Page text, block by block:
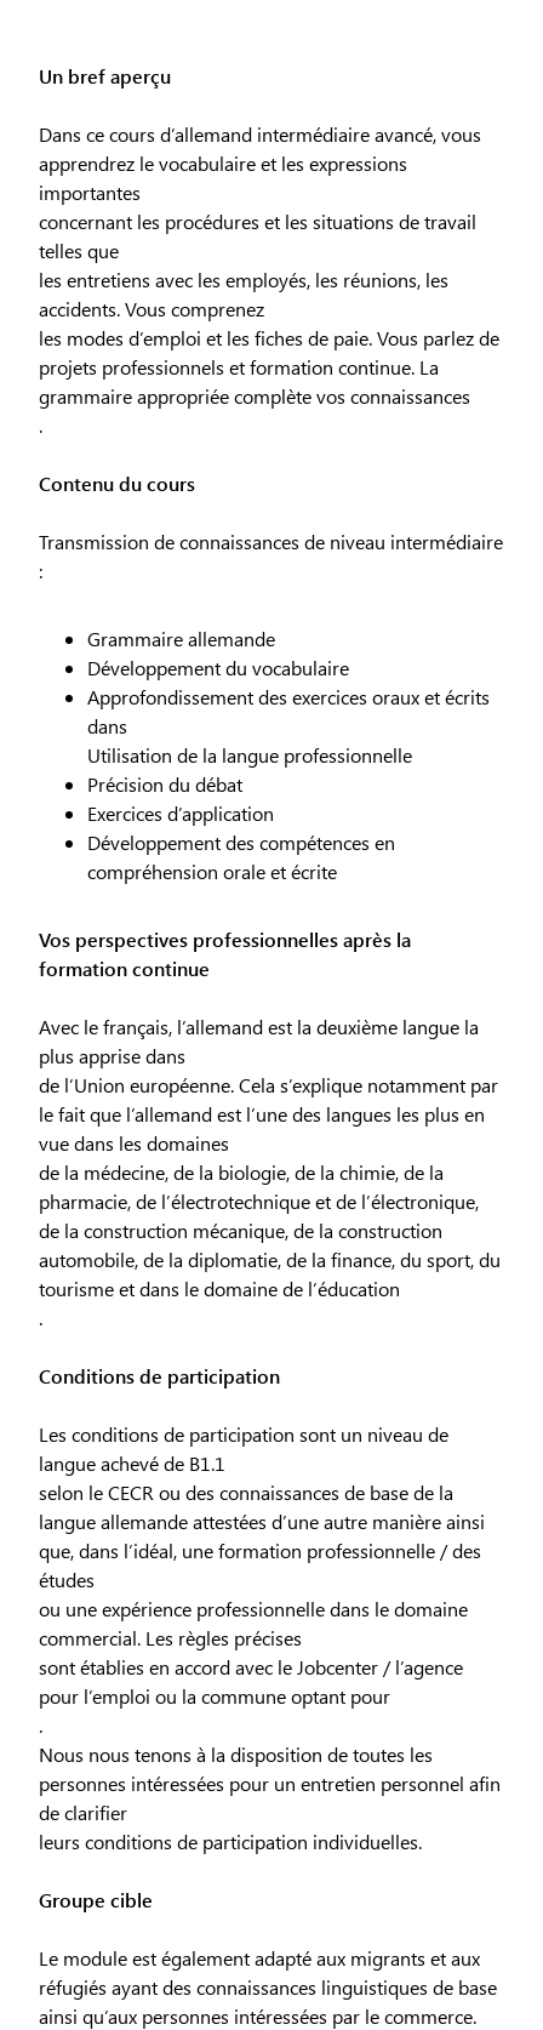
Un bref aperçu
Dans ce cours d’allemand intermédiaire avancé, vous
apprendrez le vocabulaire et les expressions
importantes
concernant les procédures et les situations de travail
telles que
les entretiens avec les employés, les réunions, les
accidents. Vous comprenez
les modes d’emploi et les fiches de paie. Vous parlez de
projets professionnels et formation continue. La
grammaire appropriée complète vos connaissances
.
Contenu du cours
Transmission de connaissances de niveau intermédiaire
:
Grammaire allemande
Développement du vocabulaire
Approfondissement des exercices oraux et écrits
dans
Utilisation de la langue professionnelle
Précision du débat
Exercices d’application
Développement des compétences en
compréhension orale et écrite
Vos perspectives professionnelles après la
formation continue
Avec le français, l’allemand est la deuxième langue la
plus apprise dans
de l’Union européenne. Cela s’explique notamment par
le fait que l’allemand est l’une des langues les plus en
vue dans les domaines
de la médecine, de la biologie, de la chimie, de la
pharmacie, de l’électrotechnique et de l’électronique,
de la construction mécanique, de la construction
automobile, de la diplomatie, de la finance, du sport, du
tourisme et dans le domaine de l’éducation
.
Conditions de participation
Les conditions de participation sont un niveau de
langue achevé de B1.1
selon le CECR ou des connaissances de base de la
langue allemande attestées d’une autre manière ainsi
que, dans l’idéal, une formation professionnelle / des
études
ou une expérience professionnelle dans le domaine
commercial. Les règles précises
sont établies en accord avec le Jobcenter / l’agence
pour l’emploi ou la commune optant pour
.
Nous nous tenons à la disposition de toutes les
personnes intéressées pour un entretien personnel afin
de clarifier
leurs conditions de participation individuelles.
Groupe cible
Le module est également adapté aux migrants et aux
réfugiés ayant des connaissances linguistiques de base
ainsi qu’aux personnes intéressées par le commerce.